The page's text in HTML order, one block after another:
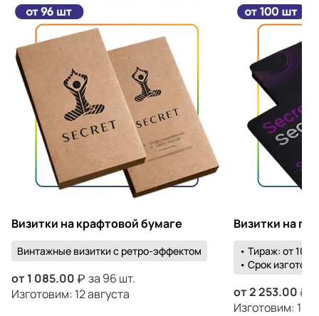
Визитки на крафтовой бумаге
Винтажные визитки с ретро-эффектом
от 1 085.00
за 96 шт.
Изготовим: 12 августа
Визитки на
• Тираж: от 100
• Срок
от2 253.00
Изготовим: 15